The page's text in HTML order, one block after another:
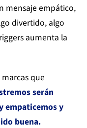
mensaje empático,
divertido, algo
aumenta la
que
serán
empaticemos y
buena.